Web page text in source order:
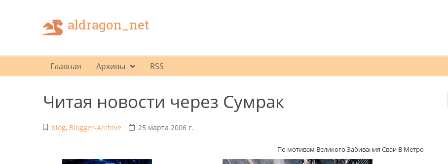
aldragon_net
Главная Архивы RSS
Читая новости через Сумрак
blog, Blogger-Archive 25 марта 2006 г.
По мотивам Великого Забивания Сваи В Метро